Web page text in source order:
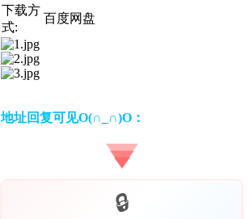
下载方
式:
百度网盘
地址回复可见O(∩_∩)O：